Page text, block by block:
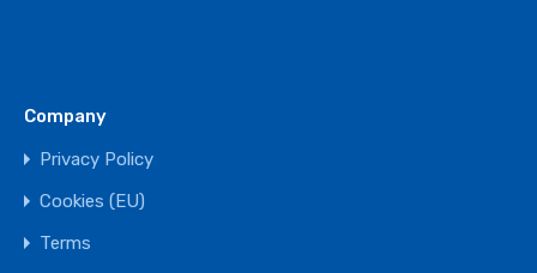
Company
Privacy Policy
Cookies (EU)
Terms